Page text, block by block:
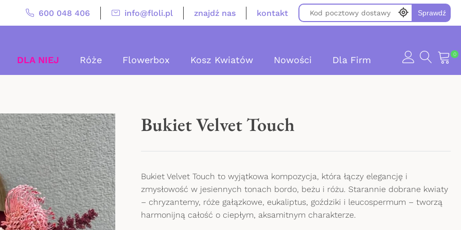
600 048 406 info@floli.pl znajdź nas kontakt Sprawdź
DLA NIEJ Róże Flowerbox Kosz Kwiatów Nowości Dla Firm
0
Bukiet Velvet Touch
Bukiet Velvet Touch to wyjątkowa kompozycja, która łączy elegancję i
zmysłowość w jesiennych tonach bordo, beżu i różu. Starannie dobrane kwiaty
– chryzantemy, róże gałązkowe, eukaliptus, goździki i leucospermum – tworzą
harmonijną całość o ciepłym, aksamitnym charakterze.